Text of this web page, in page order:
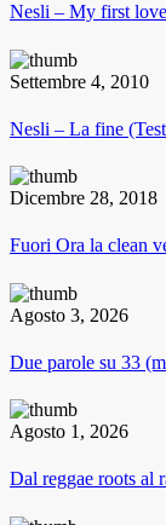
Nesli – My first
Settembre 4, 2010
Nesli – La fine
Dicembre 28, 2018
Fuori Ora la clean
Agosto 3, 2026
Due parole su 33
Agosto 1, 2026
Dal reggae roots al